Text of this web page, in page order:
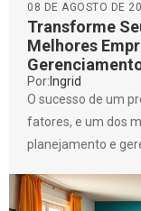
Transforme
Melhores
08 DE AGOSTO DE
Por: Ingrid
O sucesso de um
fatores, e um dos
planejamento e